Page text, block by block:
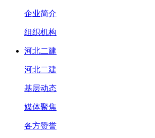
企业简介
组织机构
河北二建
河北二建
基层动态
媒体聚焦
各方赞誉